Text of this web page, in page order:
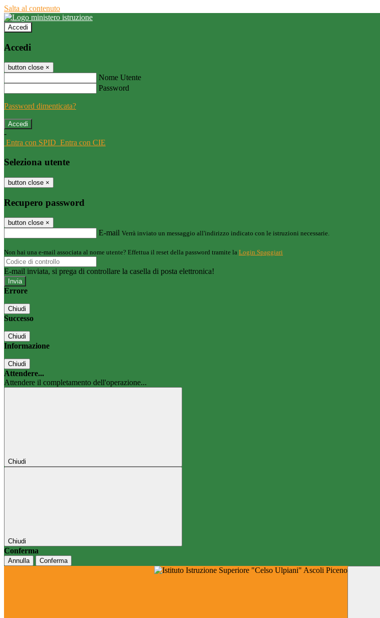
Salta al contenuto
Accedi
Accedi
button close ×
Nome Utente
Password
Password dimenticata?
-
Entra con SPID Entra con CIE
Seleziona utente
button close ×
Recupero password
button close ×
E-mail Verrà inviato un messaggio all'indirizzo indicato con le istruzioni necessarie.
Non hai una e-mail associata al nome utente? Effettua il reset della password tramite la Login Spaggiari
E-mail inviata, si prega di controllare la casella di posta elettronica!
Errore
Chiudi
Successo
Chiudi
Informazione
Chiudi
Attendere...
Attendere il completamento dell'operazione...
Chiudi
Chiudi
Conferma
Annulla Conferma